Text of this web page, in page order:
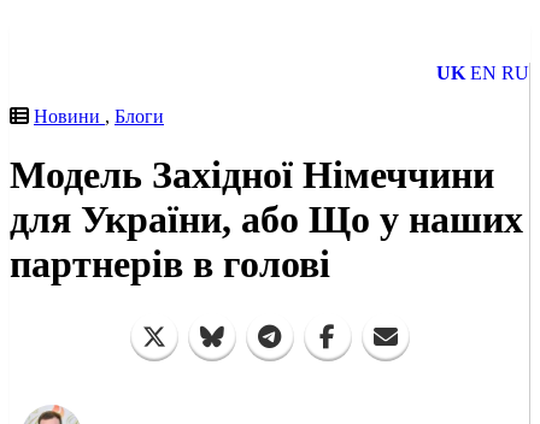
UK EN RU
Новини , Блоги
Модель Західної Німеччини
для України, або Що у наших
партнерів в голові